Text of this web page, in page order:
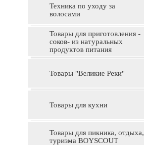
Техника по уходу за
волосами
Товары для приготовления -
соков- из натуральных
продуктов питания
Товары "Великие Реки"
Товары для кухни
Товары для пикника, отдыха,
туризма BOYSCOUT